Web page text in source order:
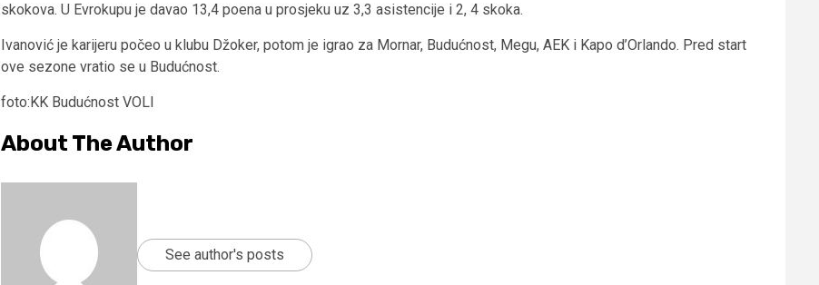
skokova. U Evrokupu je davao 13,4 poena u prosjeku uz 3,3 asistencije i 2, 4 skoka.
Ivanović je karijeru počeo u klubu Džoker, potom je igrao za Mornar, Budućnost, Megu, AEK i Kapo d’Orlando. Pred start
ove sezone vratio se u Budućnost.
foto:KK Budućnost VOLI
About The Author
See author's posts